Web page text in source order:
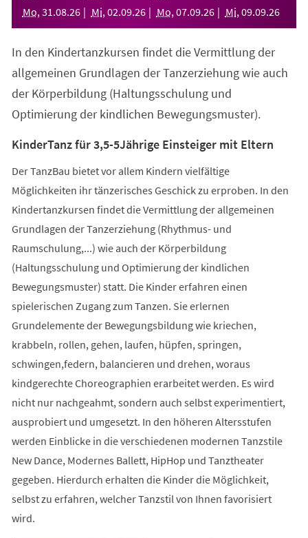
Mo, 31 .08.26 Mi, 02.09.26 Mo, 07.09.26 Mi, 09.09.26
In den Kindertanzkursen findet die Vermittlung der
allgemeinen Grundlagen der Tanzerziehung wie auch
der Körperbildung (Haltungsschulung und
Optimierung der kindlichen Bewegungsmuster).
KinderTanz für 3,5-5Jährige Einsteiger mit Eltern
Der TanzBau bietet vor allem Kindern vielfältige
Möglichkeiten ihr tänzerisches Geschick zu erproben. In den
Kindertanzkursen findet die Vermittlung der allgemeinen
Grundlagen der Tanzerziehung (Rhythmus- und
Raumschulung,...) wie auch der Körperbildung
(Haltungsschulung und Optimierung der kindlichen
Bewegungsmuster) statt. Die Kinder erfahren einen
spielerischen Zugang zum Tanzen. Sie erlernen
Grundelemente der Bewegungsbildung wie kriechen,
krabbeln, rollen, gehen, laufen, hüpfen, springen,
schwingen,federn, balancieren und drehen, woraus
kindgerechte Choreographien erarbeitet werden. Es wird
nicht nur nachgeahmt, sondern auch selbst experimentiert,
ausprobiert und umgesetzt. In den höheren Altersstufen
werden Einblicke in die verschiedenen modernen Tanzstile
New Dance, Modernes Ballett, HipHop und Tanztheater
gegeben. Hierdurch erhalten die Kinder die Möglichkeit,
selbst zu erfahren, welcher Tanzstil von Ihnen favorisiert
wird.